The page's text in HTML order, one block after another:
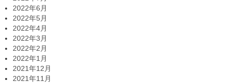
2022年6月
2022年5月
2022年4月
2022年3月
2022年2月
2022年1月
2021年12月
2021年11月